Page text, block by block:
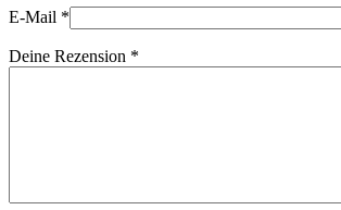
E-Mail *
Deine Rezension *